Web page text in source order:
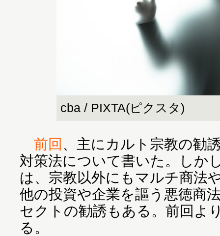
cba / PIXTA(ピクスタ)
前回、主にカルト宗教の勧
対策法について書いた。しか
は、宗教以外にもマルチ商法
他の投資や企業を謳う悪徳商
セクトの勧誘もある。前回よ
る。